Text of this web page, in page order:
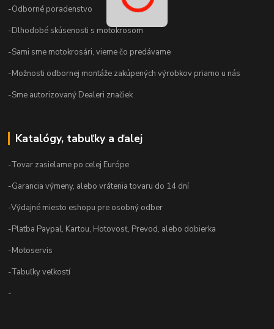
-Odborné poradenstvo
-Dlhodobé skúsenosti s motokrosom
-Sami sme motokrosári, vieme čo predávame
-Možnosti odbornej montáže zakúpených výrobkov priamo u nás
-Sme autorizovaný Dealeri značiek
Katalógy, tabuľky a ďalej
-Tovar zasielame po celej Európe
-Garancia výmeny, alebo vrátenia tovaru do 14 dní
-Výdajné miesto eshopu pre osobný odber
-Platba Paypal, Kartou, Hotovosť, Prevod, alebo dobierka
-Motoservis
-Tabuľky veľkostí
-